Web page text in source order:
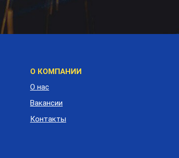
О КОМПАНИИ
О нас
Вакансии
Контакты